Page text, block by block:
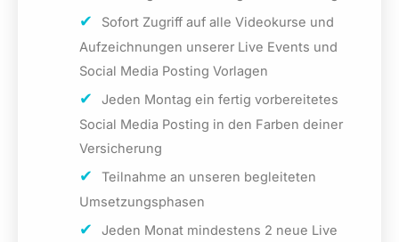
Sofort Zugriff auf alle Videokurse und
Aufzeichnungen unserer Live Events und
Social Media Posting Vorlagen
Jeden Montag ein fertig vorbereitetes
Social Media Posting in den Farben deiner
Versicherung
Teilnahme an unseren begleiteten
Umsetzungsphasen
Jeden Monat mindestens 2 neue Live